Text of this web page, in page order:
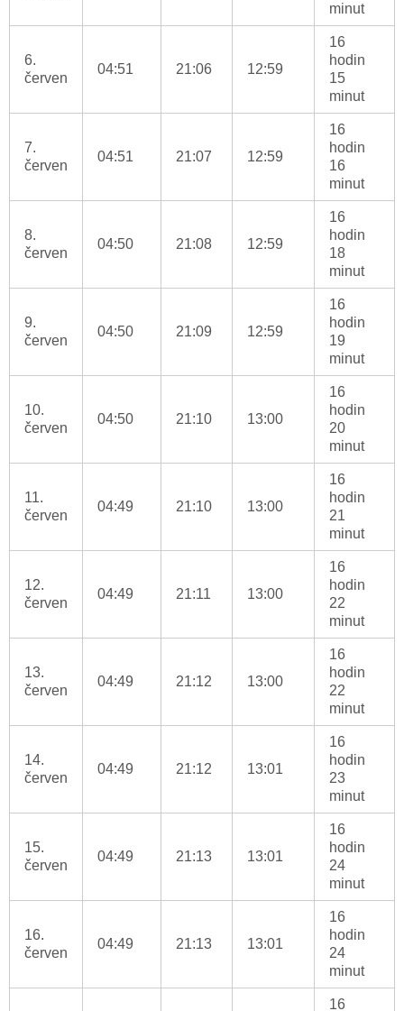
minut
6.
červen
04:51 21:06 12:59
16
hodin
15
minut
7.
červen
04:51 21:07 12:59
16
hodin
16
minut
8.
červen
04:50 21:08 12:59
16
hodin
18
minut
9.
červen
04:50 21:09 12:59
16
hodin
19
minut
10.
červen
04:50 21:10 13:00
16
hodin
20
minut
11.
červen
04:49 21:10 13:00
16
hodin
21
minut
12.
červen
04:49 21:11 13:00
16
hodin
22
minut
13.
červen
04:49 21:12 13:00
16
hodin
22
minut
14.
červen
04:49 21:12 13:01
16
hodin
23
minut
15.
červen
04:49 21:13 13:01
16
hodin
24
minut
16.
červen
04:49 21:13 13:01
16
hodin
24
minut
16